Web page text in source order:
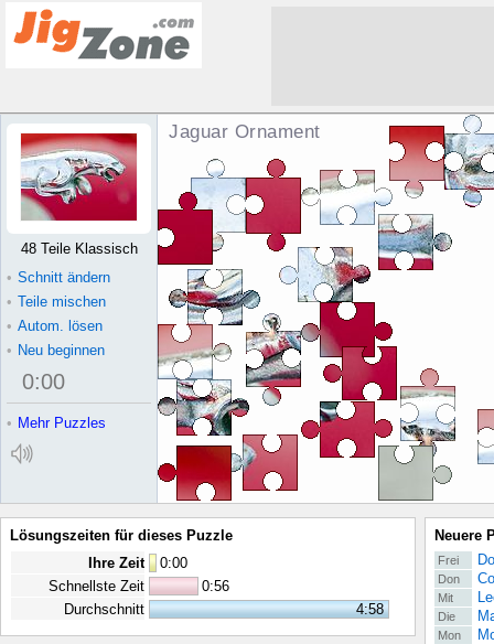
Jaguar Ornament Puzzle
48 Teile Klassisch
• Schnitt ändern
• Teile mischen
• Autom. lösen
• Neu beginnen
0:00
• Mehr Puzzles
Lösungszeiten für dieses Puzzle
Ihre Zeit
0:00
Schnellste Zeit
0:56
Durchschnitt
4:58
Neuere
Frei
Don
Mit
Die
Mon